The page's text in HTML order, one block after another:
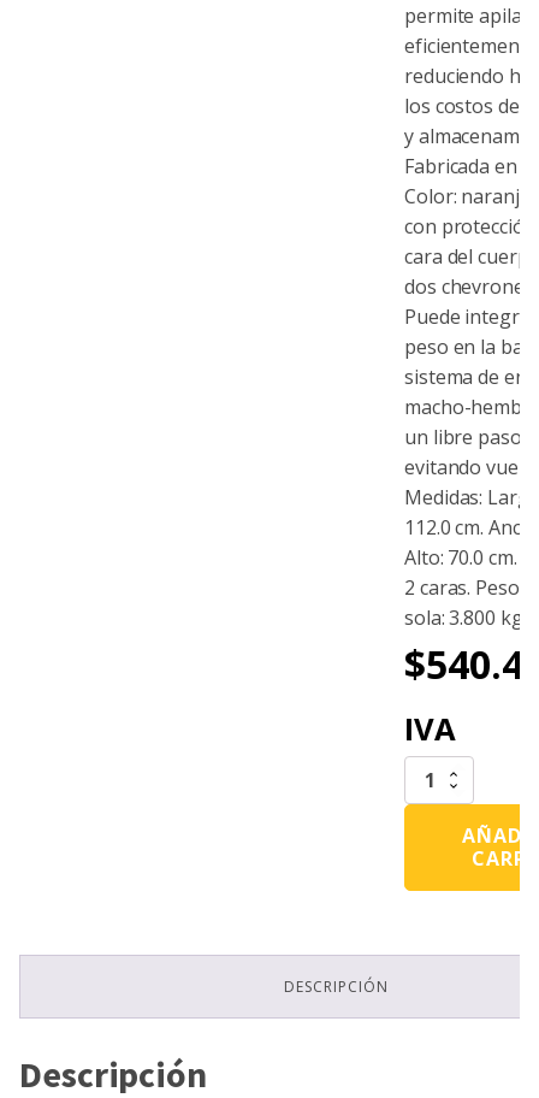
permite
reduciendo
los costos de
y
Fabricada en
Color:
con protección
cara del
dos
Puede
peso en la
sistema de
macho-
un libre paso
evitando
Medidas:
112.0 cm.
Alto: 70.0 cm.
2 caras. Peso
sola: 3.800 kg.
$
IVA
Barrera
Anidable
De
Reflejantes
DESCRIPCIÓN
Descripción